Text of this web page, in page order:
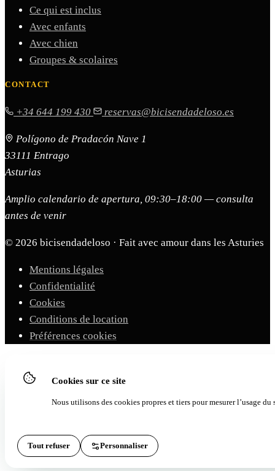
Ce qui est inclus
Avec enfants
Avec chien
Groupes & scolaires
CONTACT
+34 644 199 430 reservas@bicisendadeloso.es
Polígono de Pradacón Nave 1
33111 Entrago
Asturias
Amplio calendario de apertura, 09:30–18:00 — consulta
antes de venir
© 2026 bicisendadeloso · Fait avec amour dans les Asturies
Mentions légales
Confidentialité
Cookies
Conditions de location
Préférences cookies
Cookies sur ce site
Nous utilisons des cookies propres et tiers pour mesurer l’usage
Tout refuser Personnaliser